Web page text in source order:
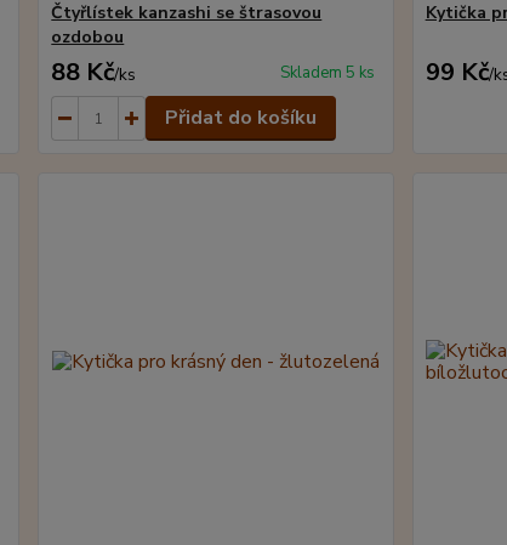
Čtyřlístek kanzashi se štrasovou
ozdobou
88 Kč/ks Skladem 5 ks
Přidat do košíku
Kytička
99 Kč/